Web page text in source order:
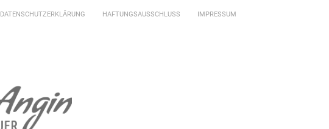
DATENSCHUTZERKLÄRUNG HAFTUNGSAUSSCHLUSS IMPRESSUM